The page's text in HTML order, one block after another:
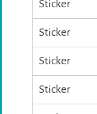
Sticker
Sticker
Sticker
Sticker